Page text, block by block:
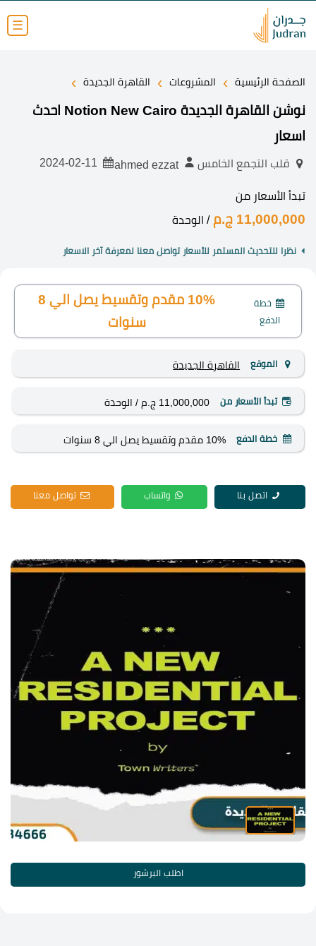
☰
الصفحة الرئيسية › المشروعات › القاهرة الجديدة ›
نوشن القاهرة الجديدة Notion New Cairo احدث
اسعار
قلب التجمع الخامس ahmed ezzat
تبدأ الأسعار من
11,000,000 ج.م / الوحدة
نظرا للتحديث المستمر للأسعار تواصل معنا لمعرفة آخر الاسعار
خطة
الدفع
10% مقدم وتقسيط يصل الي 8
سنوات
الموقع القاهرة الجديدة
تبدأ الأسعار من 11,000,000 ج.م / الوحدة
خطة الدفع 10% مقدم وتقسيط يصل الي 8 سنوات
اتصل بنا واتساب تواصل معنا
اطلب البرشور